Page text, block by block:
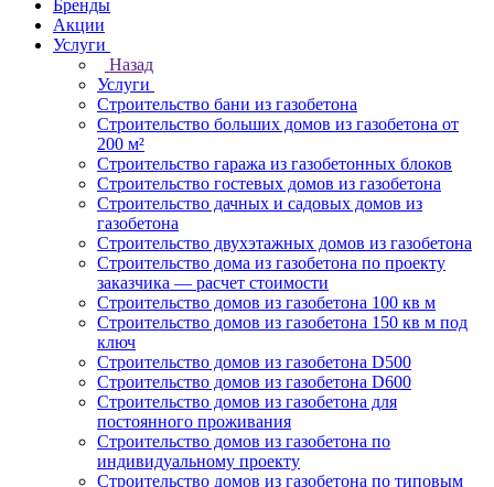
Бренды
Акции
Услуги
Назад
Услуги
Строительство бани из газобетона
Строительство больших домов из газобетона от
200 м²
Строительство гаража из газобетонных блоков
Строительство гостевых домов из газобетона
Строительство дачных и садовых домов из
газобетона
Строительство двухэтажных домов из газобетона
Строительство дома из газобетона по проекту
заказчика — расчет стоимости
Строительство домов из газобетона 100 кв м
Строительство домов из газобетона 150 кв м под
ключ
Строительство домов из газобетона D500
Строительство домов из газобетона D600
Строительство домов из газобетона для
постоянного проживания
Строительство домов из газобетона по
индивидуальному проекту
Строительство домов из газобетона по типовым